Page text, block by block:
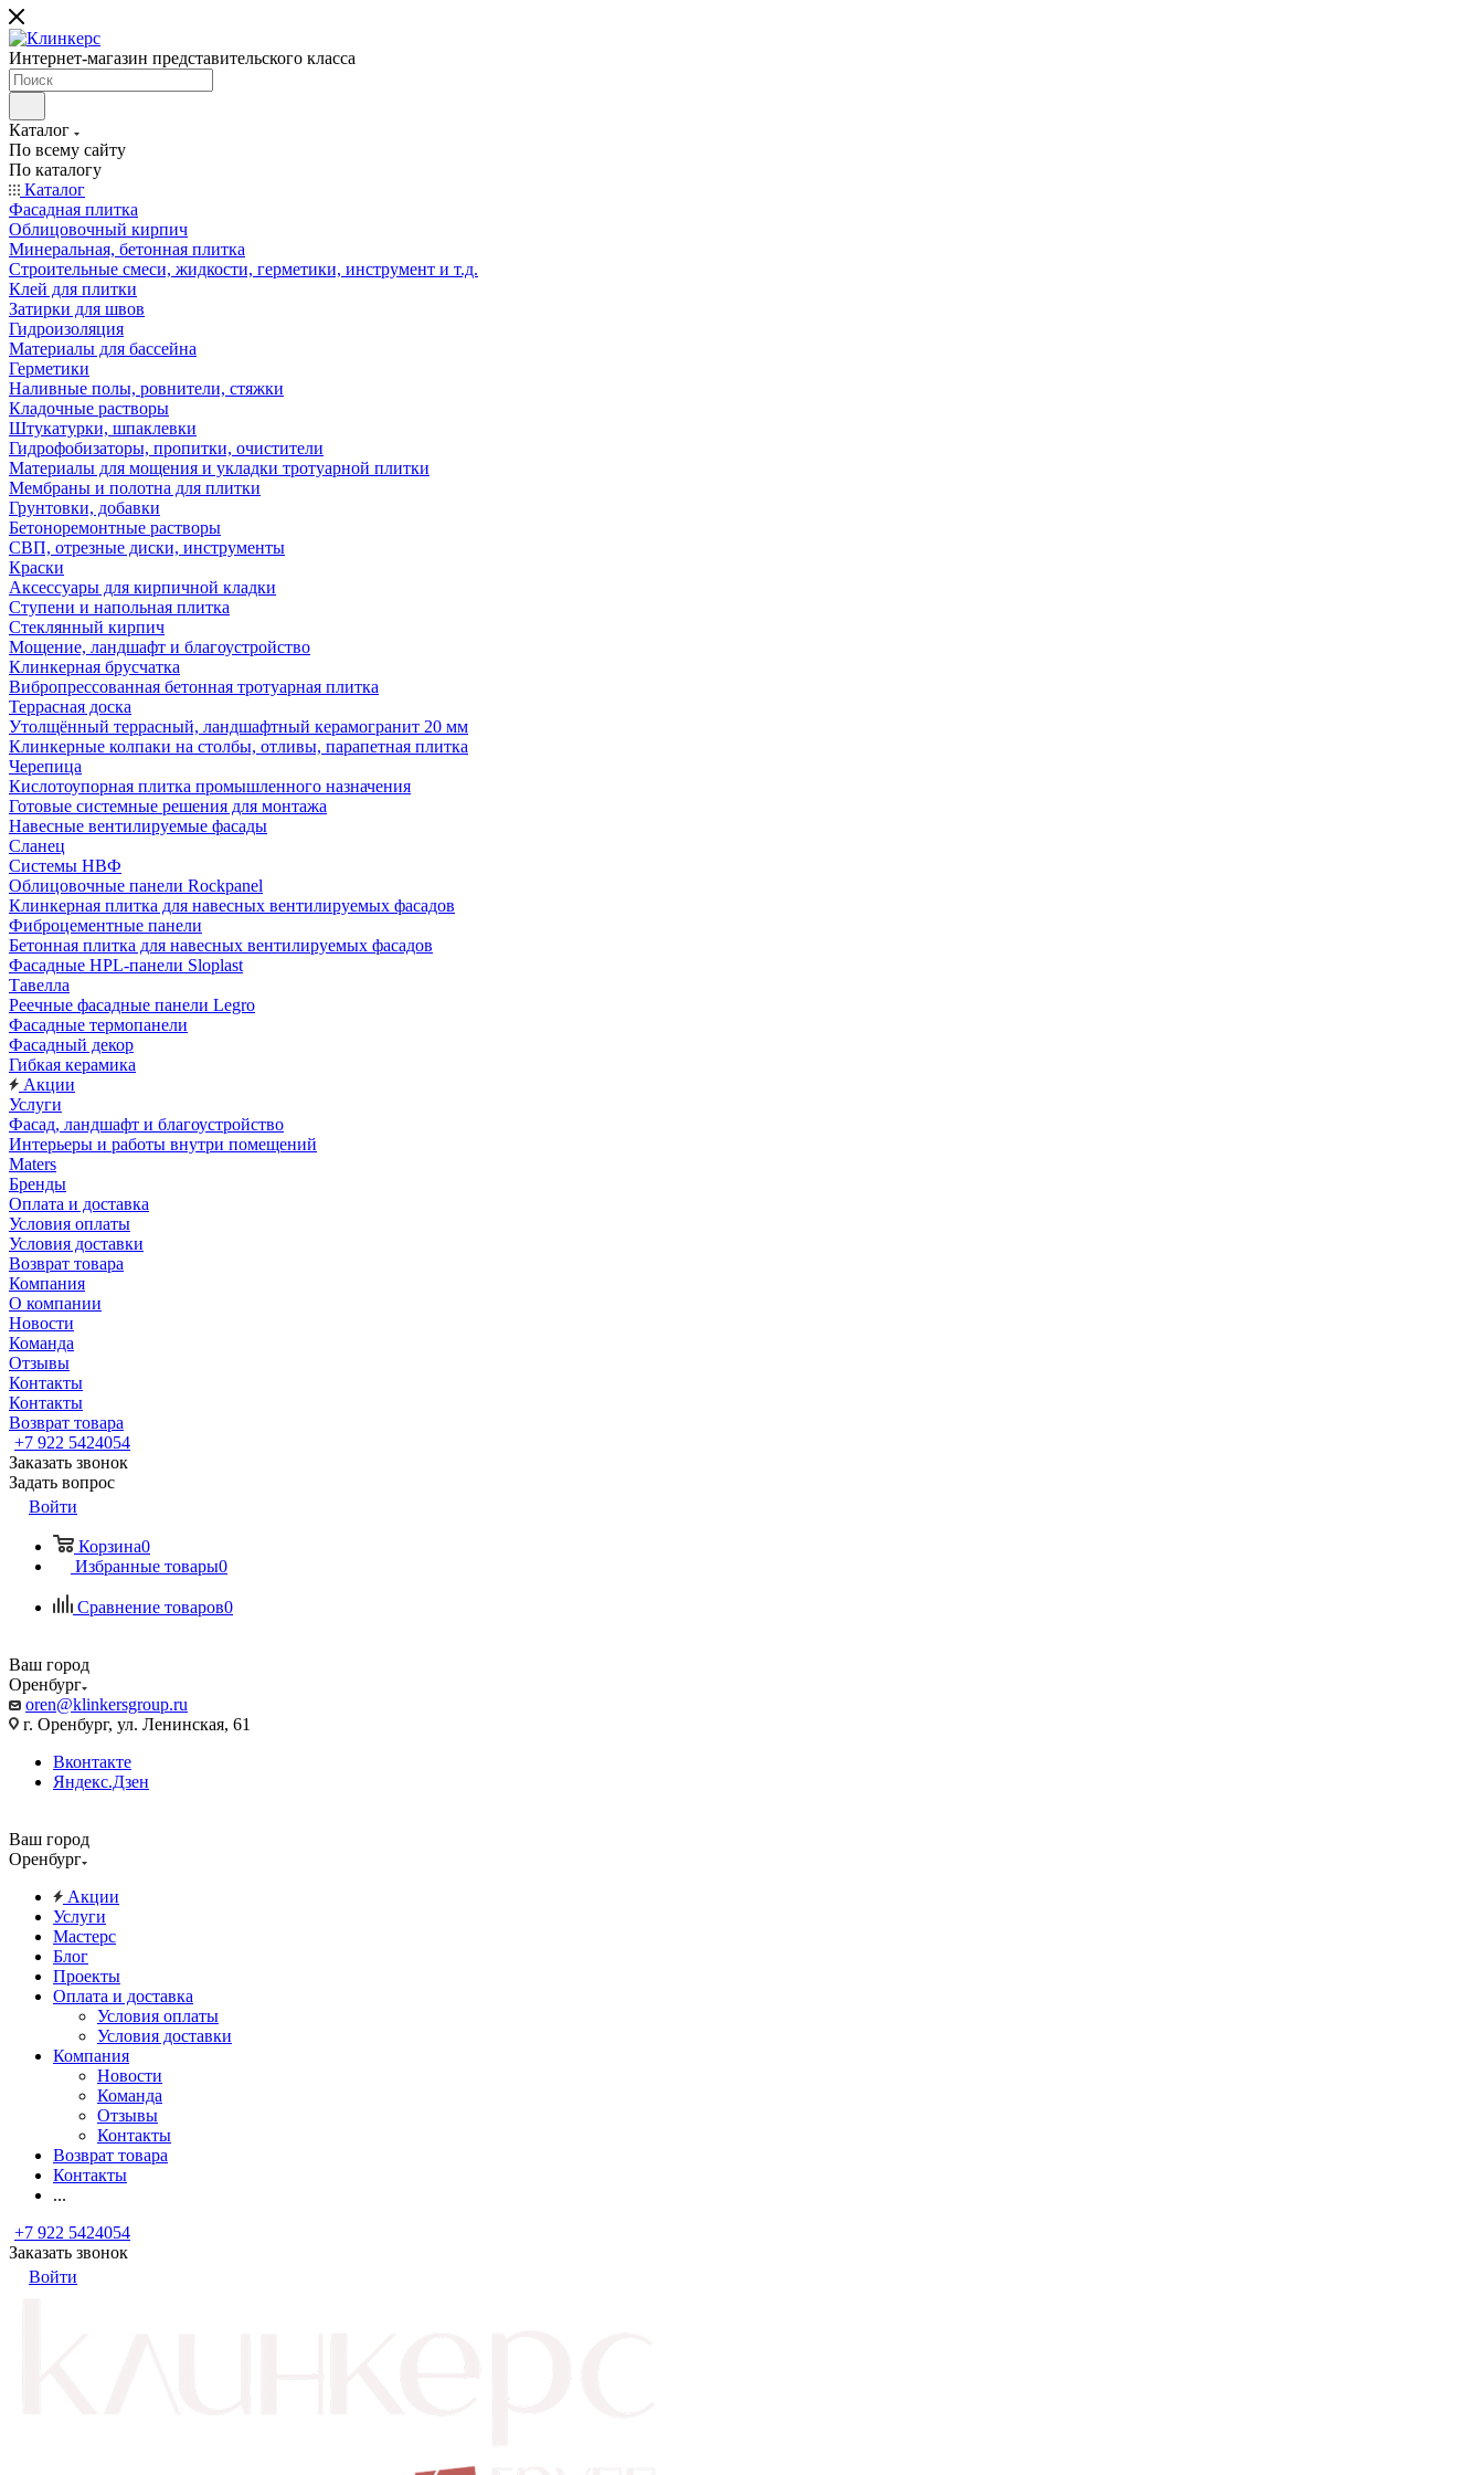
Интернет-магазин представительского класса
Каталог
По всему сайту
По каталогу
Каталог
Фасадная плитка
Облицовочный кирпич
Минеральная, бетонная плитка
Строительные смеси, жидкости, герметики, инструмент и т.д.
Клей для плитки
Затирки для швов
Гидроизоляция
Материалы для бассейна
Герметики
Наливные полы, ровнители, стяжки
Кладочные растворы
Штукатурки, шпаклевки
Гидрофобизаторы, пропитки, очистители
Материалы для мощения и укладки тротуарной плитки
Мембраны и полотна для плитки
Грунтовки, добавки
Бетоноремонтные растворы
СВП, отрезные диски, инструменты
Краски
Аксессуары для кирпичной кладки
Ступени и напольная плитка
Cтеклянный кирпич
Мощение, ландшафт и благоустройство
Клинкерная брусчатка
Вибропрессованная бетонная тротуарная плитка
Террасная доска
Утолщённый террасный, ландшафтный керамогранит 20 мм
Клинкерные колпаки на столбы, отливы, парапетная плитка
Черепица
Кислотоупорная плитка промышленного назначения
Готовые системные решения для монтажа
Навесные вентилируемые фасады
Сланец
Системы НВФ
Облицовочные панели Rockpanel
Клинкерная плитка для навесных вентилируемых фасадов
Фиброцементные панели
Бетонная плитка для навесных вентилируемых фасадов
Фасадные HPL-панели Sloplast
Тавелла
Реечные фасадные панели Legro
Фасадные термопанели
Фасадный декор
Гибкая керамика
Акции
Услуги
Фасад, ландшафт и благоустройство
Интерьеры и работы внутри помещений
Maters
Бренды
Оплата и доставка
Условия оплаты
Условия доставки
Возврат товара
Компания
О компании
Новости
Команда
Отзывы
Контакты
Контакты
Возврат товара
+7 922 5424054
Заказать звонок
Задать вопрос
Войти
Корзина0
Избранные товары0
Сравнение товаров0
Ваш город
Оренбург
oren@klinkersgroup.ru
г. Оренбург, ул. Ленинская, 61
Вконтакте
Яндекс.Дзен
Ваш город
Оренбург
Акции
Услуги
Мастерс
Блог
Проекты
Оплата и доставка
Условия оплаты
Условия доставки
Компания
Новости
Команда
Отзывы
Контакты
Возврат товара
Контакты
...
+7 922 5424054
Заказать звонок
Войти